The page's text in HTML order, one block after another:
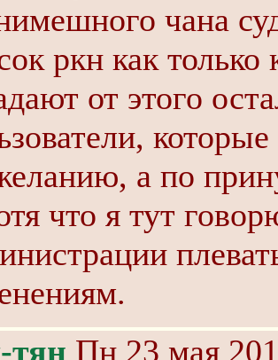
чана
ркн как
от этого
а по
что я тут
Пн 23 мая